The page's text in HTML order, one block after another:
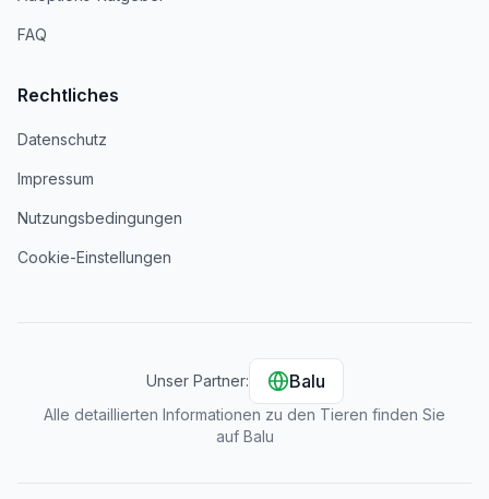
FAQ
Rechtliches
Datenschutz
Impressum
Nutzungsbedingungen
Cookie-Einstellungen
Unser Partner: Balu
Alle detaillierten Informationen zu den Tieren finden Sie
auf Balu